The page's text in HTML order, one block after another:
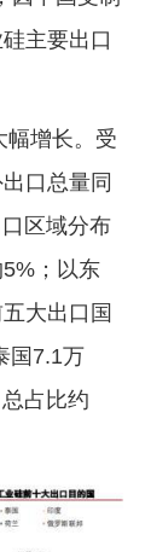
主要出口
幅增长。受
口总量同
区域分布
；以东
大出口国
国7.1万
占比约